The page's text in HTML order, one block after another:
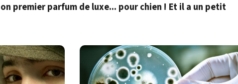
premier parfum de luxe... pour chien ! Et il a un petit